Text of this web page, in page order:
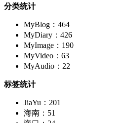
分类统计
MyBlog：464
MyDiary：426
MyImage：190
MyVideo：63
MyAudio：22
标签统计
JiaYu：201
海南：51